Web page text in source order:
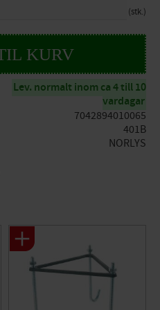
stk.
Lev. normalt inom ca 4 till 10
vardagar
7042894010065
401B
NORLYS